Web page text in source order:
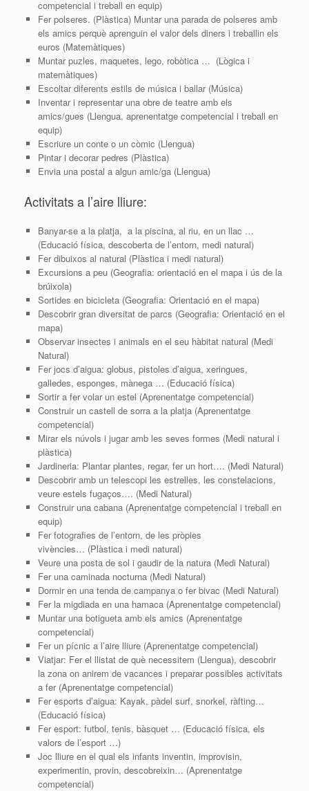
competencial i treball en equip)
Fer polseres. (Plàstica) Muntar una parada de polseres amb
els amics perquè aprenguin el valor dels diners i treballin els
euros (Matemàtiques)
Muntar puzles, maquetes, lego, robòtica … (Lògica i
matemàtiques)
Escoltar diferents estils de música i ballar (Música)
Inventar i representar una obre de teatre amb els
amics/gues (Llengua, aprenentatge competencial i treball en
equip)
Escriure un conte o un còmic (Llengua)
Pintar i decorar pedres (Plàstica)
Envia una postal a algun amic/ga (Llengua)
Activitats a l’aire lliure:
Banyar-se a la platja, a la piscina, al riu, en un llac …
(Educació física, descoberta de l’entorn, medi natural)
Fer dibuixos al natural (Plàstica i medi natural)
Excursions a peu (Geografia: orientació en el mapa i ús de la
brúixola)
Sortides en bicicleta (Geografia: Orientació en el mapa)
Descobrir gran diversitat de parcs (Geografia: Orientació en el
mapa)
Observar insectes i animals en el seu hàbitat natural (Medi
Natural)
Fer jocs d’aigua: globus, pistoles d’aigua, xeringues,
galledes, esponges, mànega … (Educació física)
Sortir a fer volar un estel (Aprenentatge competencial)
Construir un castell de sorra a la platja (Aprenentatge
competencial)
Mirar els núvols i jugar amb les seves formes (Medi natural i
plàstica)
Jardineria: Plantar plantes, regar, fer un hort…. (Medi Natural)
Descobrir amb un telescopi les estrelles, les constelacions,
veure estels fugaços…. (Medi Natural)
Construir una cabana (Aprenentatge competencial i treball en
equip)
Fer fotografies de l’entorn, de les pròpies
vivències… (Plàstica i medi natural)
Veure una posta de sol i gaudir de la natura (Medi Natural)
Fer una caminada nocturna (Medi Natural)
Dormir en una tenda de campanya o fer bivac (Medi Natural)
Fer la migdiada en una hamaca (Aprenentatge competencial)
Muntar una botigueta amb els amics (Aprenentatge
competencial)
Fer un pícnic a l’aire lliure (Aprenentatge competencial)
Viatjar: Fer el llistat de què necessitem (Llengua), descobrir
la zona on anirem de vacances i preparar possibles activitats
a fer (Aprenentatge competencial)
Fer esports d’aigua: Kayak, pàdel surf, snorkel, ràfting…
(Educació física)
Fer esport: futbol, tenis, bàsquet … (Educació física, els
valors de l’esport …)
Joc lliure en el qual els infants inventin, improvisin,
experimentin, provin, descobreixin… (Aprenentatge
competencial)